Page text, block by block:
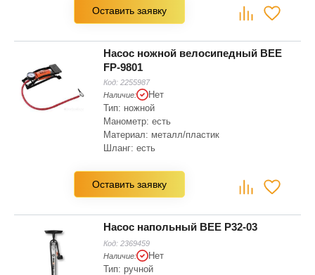
Оставить заявку
Насос ножной велосипедный BEE
FP-9801
Код: 2255987
Наличие:
Нет
Тип: ножной
Манометр: есть
Материал: металл/пластик
Шланг: есть
Насадка для ниппелей: Schrader (AV)
Оставить заявку
Насос напольный BEE P32-03
Код: 2369459
Наличие:
Нет
Тип: ручной